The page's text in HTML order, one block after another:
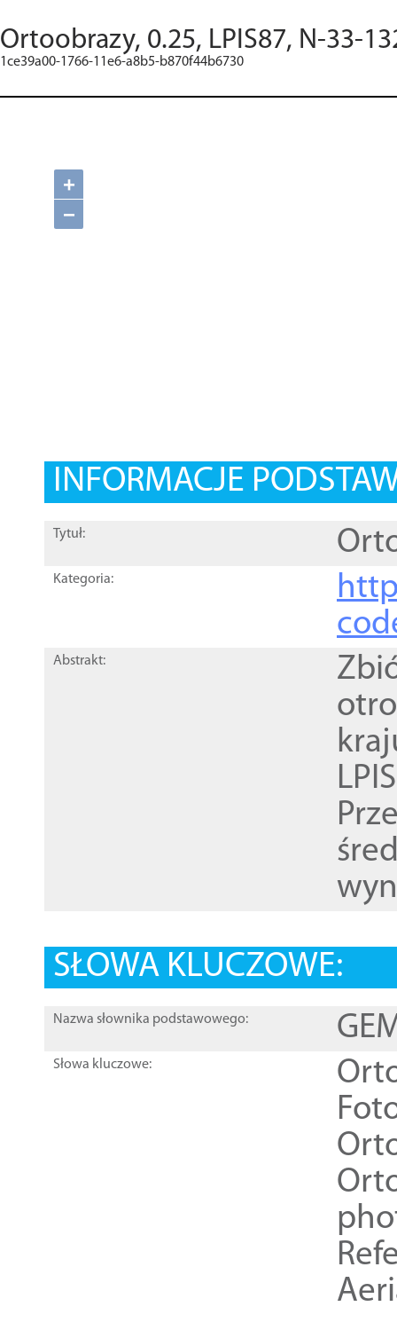
Ortoobrazy, 0.25, LPIS87, N-33-
1ce39a00-1766-11e6-a8b5-b870f44b6730
+
−
INFORMACJE
Tytuł:
Kategoria:
Abstrakt:
SŁOWA KLUCZOWE:
Nazwa słownika podstawowego:
Słowa kluczowe: